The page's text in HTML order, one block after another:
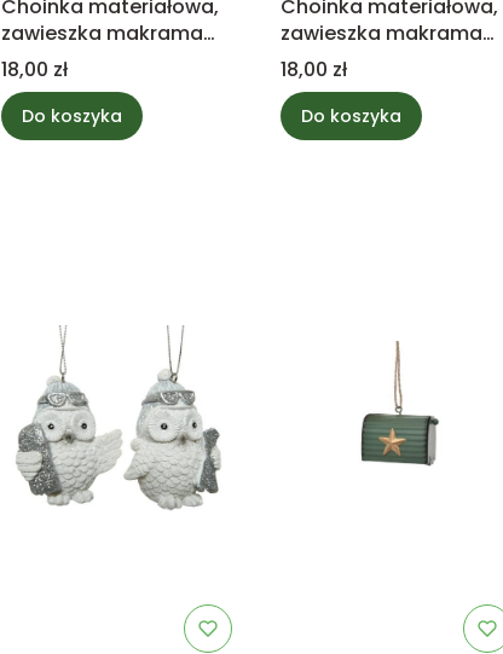
Choinka materiałowa,
zawieszka makrama
brązowa
Cena
18,00 zł
Do koszyka
Choinka materiałowa,
zawieszka makrama
beżowa
Cena
18,00 zł
Do koszyka